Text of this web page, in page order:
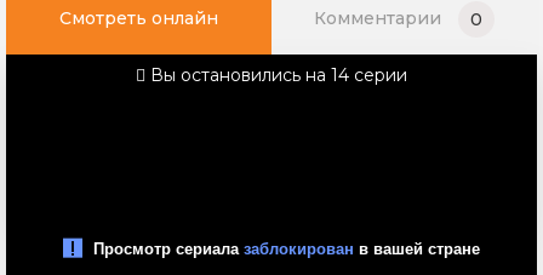
Смотреть онлайн Комментарии 0
Вы остановились на 14 серии